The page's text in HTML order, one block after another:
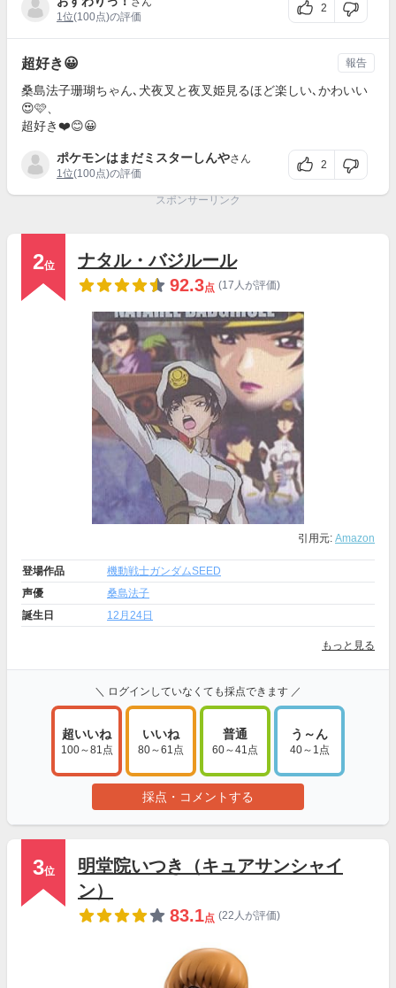
1位(100点)の評価
2
超好き😀
桑島法子珊瑚ちゃん､犬夜叉と夜叉姫見るほど楽しい､かわいい
😍🩷、
超好き❤️😊😀
ポケモンはまだミスターしんやさん
1位(100点)の評価
2
報告
スポンサーリンク
2位
ナタル・バジルール
92.3点 (17人が評価)
引用元: Amazon
登場作品
機動戦士ガンダムSEED
声優
桑島法子
誕生日
12月24日
もっと見る
＼ ログインしていなくても採点できます ／
超いいね
100～81点
いいね
80～61点
普通
60～41点
う～ん
40～1点
採点・コメントする
3位
明堂院いつき（キュアサンシャイ
ン）
83.1点 (22人が評価)